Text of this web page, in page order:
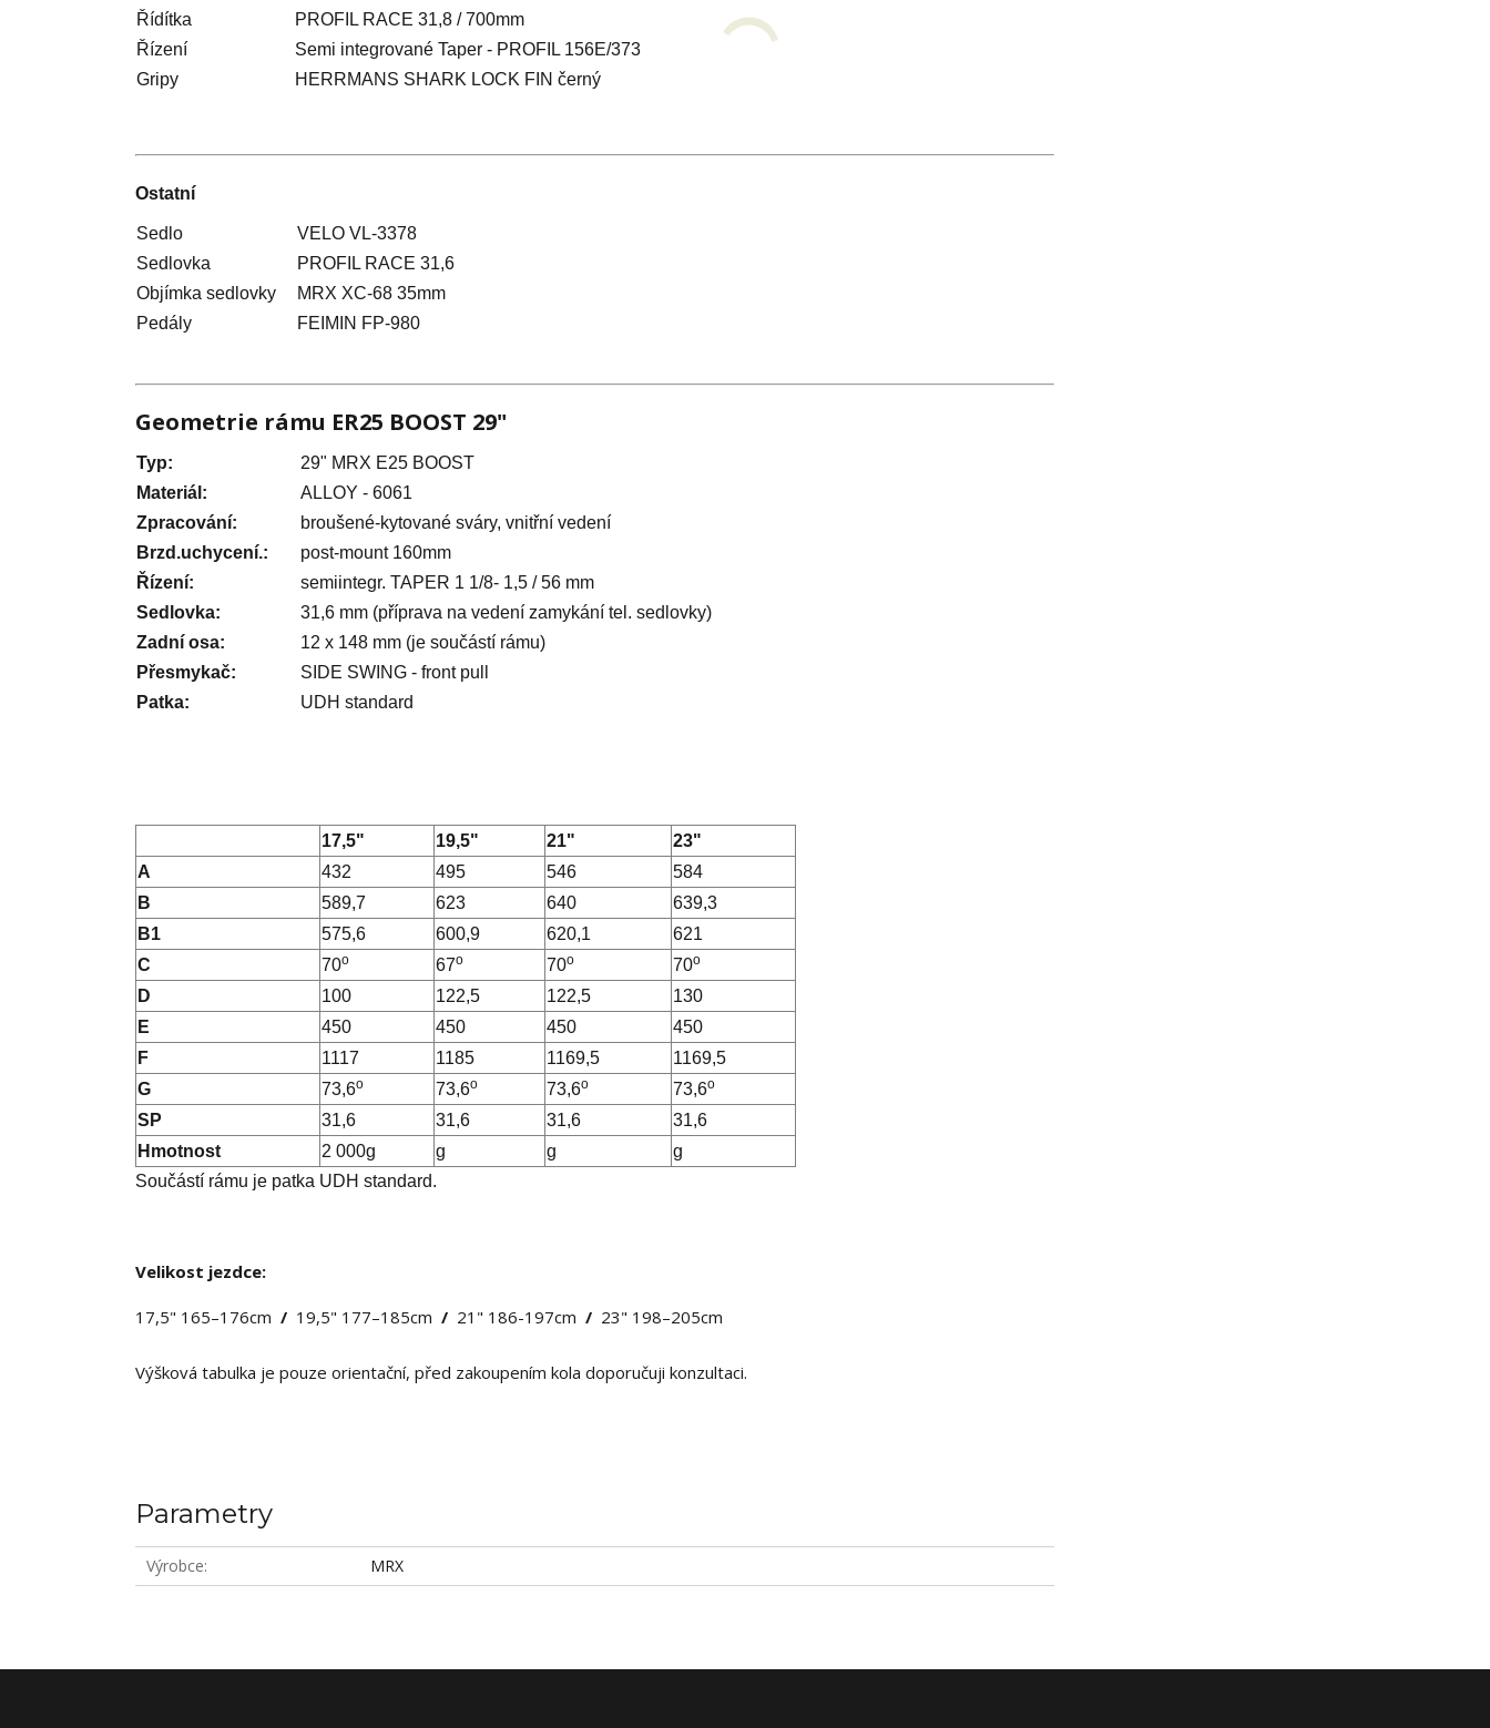
Řídítka
PROFIL RACE 31,8 / 700mm
Řízení
Semi integrované Taper - PROFIL 156E/373
Gripy
HERRMANS SHARK LOCK FIN černý
Ostatní
Sedlo
VELO VL-3378
Sedlovka
PROFIL RACE 31,6
Objímka sedlovky
MRX XC-68 35mm
Pedály
FEIMIN FP-980
Geometrie rámu ER25 BOOST 29"
Typ:
29" MRX E25 BOOST
Materiál:
ALLOY - 6061
Zpracování:
broušené-kytované sváry, vnitřní vedení
Brzd.uchycení.:
post-mount 160mm
Řízení:
semiintegr. TAPER 1 1/8- 1,5 / 56 mm
Sedlovka:
31,6 mm (příprava na vedení zamykání tel. sedlovky)
Zadní osa:
12 x 148 mm (je součástí rámu)
Přesmykač:
SIDE SWING - front pull
Patka:
UDH standard
17,5" 19,5" 21"
23"
A
432 495 546
584
B
589,7 623 640
639,3
B1
575,6 600,9 620,1
621
C
70o 67o 70o 70o
D 100 122,5 122,5
130
E
450 450 450
450
F
1117 1185 1169,5
1169,5
G
73,6o 73,6o 73,6o 73,6o
SP 31,6 31,6 31,6
31,6
Hmotnost
2 000g g g
g
Součástí rámu je patka UDH standard.
Velikost jezdce:
17,5" 165–176cm / 19,5" 177–185cm / 21" 186-197cm / 23" 198–205cm
Výšková tabulka je pouze orientační, před zakoupením kola doporučuji konzultaci.
Parametry
Výrobce MRX